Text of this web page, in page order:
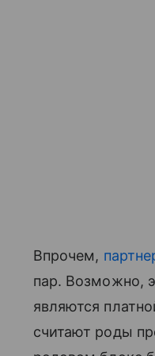
Впрочем,
пар. Возможно,
являются
считают роды